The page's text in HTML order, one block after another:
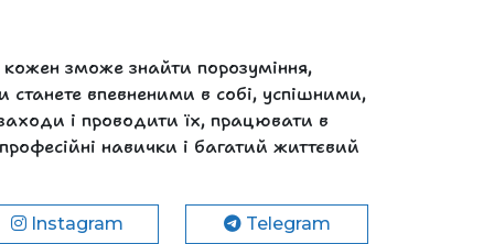
кожен зможе знайти порозуміння,
станете впевненими в собі, успішними,
і проводити їх, працювати в
навички і багатий життєвий
Instagram Telegram